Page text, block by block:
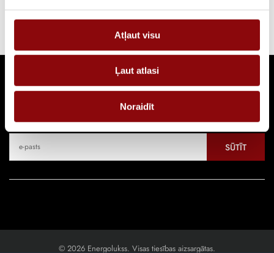
Atļaut visu
Ļaut atlasi
Noraidīt
Pieraksties, lai uzzinātu par jaunākajiem piedāvājumiem
SŪTĪT
© 2026 Energolukss. Visas tiesības aizsargātas.